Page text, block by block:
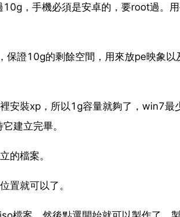
10g，手機必須是安卓的，要root過。
證10g的剩餘空間，用來放pe映象以
安裝xp，所以1g容量就夠了，win7最
建立完畢。
的檔案。
置就可以了。